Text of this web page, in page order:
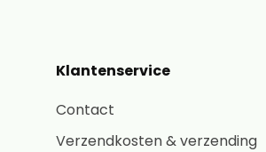
Klantenservice
Contact
Verzendkosten & verzending